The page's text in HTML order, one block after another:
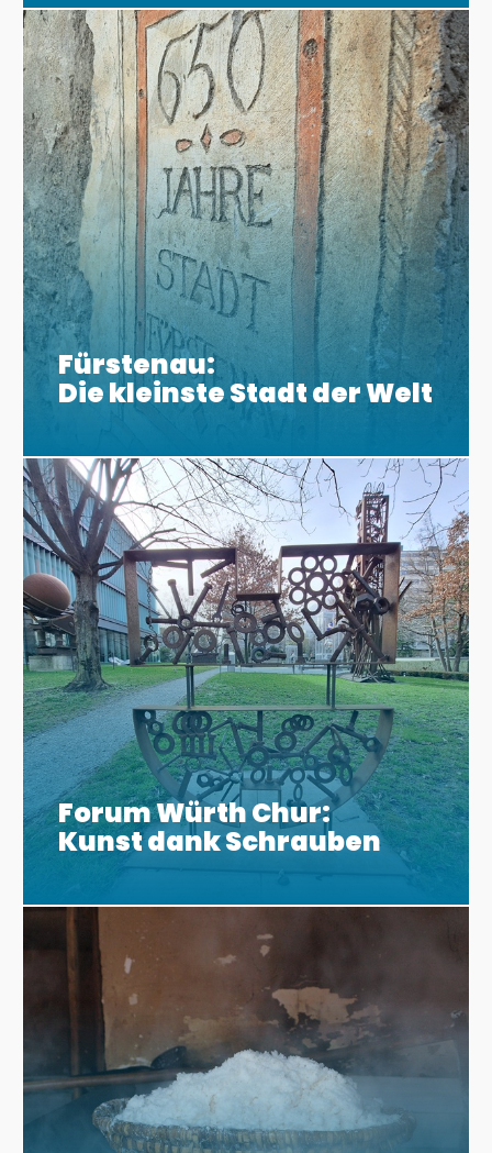
Fürstenau:
Die kleinste Stadt der Welt
Forum Würth Chur:
Kunst dank Schrauben